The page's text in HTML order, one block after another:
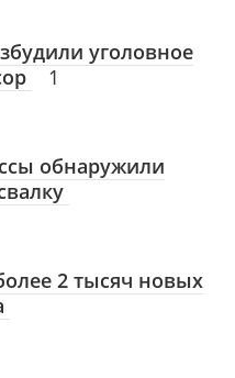
уголовное
1
обнаружили
2 тысяч новых